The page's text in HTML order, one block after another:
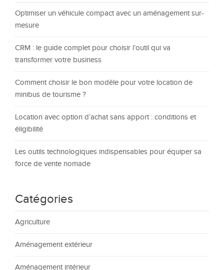
Optimiser un véhicule compact avec un aménagement sur-
mesure
CRM : le guide complet pour choisir l’outil qui va
transformer votre business
Comment choisir le bon modèle pour votre location de
minibus de tourisme ?
Location avec option d’achat sans apport : conditions et
éligibilité
Les outils technologiques indispensables pour équiper sa
force de vente nomade
Catégories
Agriculture
Aménagement extérieur
Aménagement intérieur